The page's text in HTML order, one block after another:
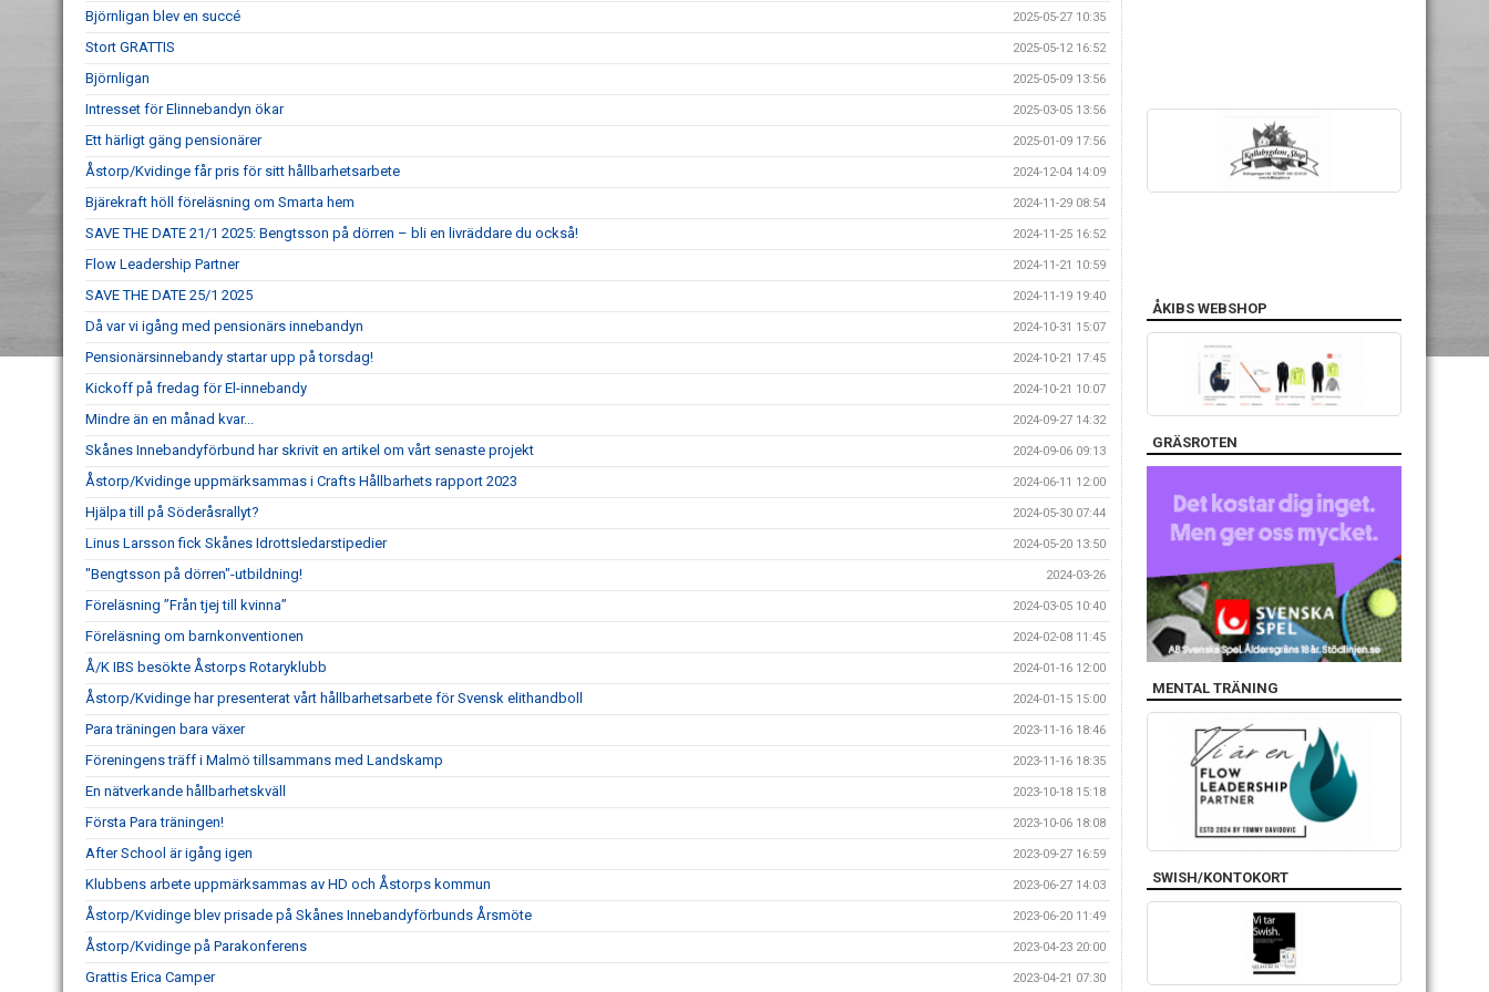
Björnligan blev en succé 2025-05-27 10:35
Stort GRATTIS 2025-05-12 16:52
Björnligan 2025-05-09 13:56
Intresset för Elinnebandyn ökar 2025-03-05 13:56
Ett härligt gäng pensionärer 2025-01-09 17:56
Åstorp/Kvidinge får pris för sitt hållbarhetsarbete 2024-12-04 14:09
Bjärekraft höll föreläsning om Smarta hem 2024-11-29 08:54
SAVE THE DATE 21/1 2025: Bengtsson på dörren – bli en livräddare du också! 2024-11-25 16:52
Flow Leadership Partner 2024-11-21 10:59
SAVE THE DATE 25/1 2025 2024-11-19 19:40
Då var vi igång med pensionärs innebandyn 2024-10-31 15:07
Pensionärsinnebandy startar upp på torsdag! 2024-10-21 17:45
Kickoff på fredag för El-innebandy 2024-10-21 10:07
Mindre än en månad kvar... 2024-09-27 14:32
Skånes Innebandyförbund har skrivit en artikel om vårt senaste projekt 2024-09-06 09:13
Åstorp/Kvidinge uppmärksammas i Crafts Hållbarhets rapport 2023 2024-06-11 12:00
Hjälpa till på Söderåsrallyt? 2024-05-30 07:44
Linus Larsson fick Skånes Idrottsledarstipedier 2024-05-20 13:50
"Bengtsson på dörren"-utbildning! 2024-03-26
Föreläsning ”Från tjej till kvinna” 2024-03-05 10:40
Föreläsning om barnkonventionen 2024-02-08 11:45
Å/K IBS besökte Åstorps Rotaryklubb 2024-01-16 12:00
Åstorp/Kvidinge har presenterat vårt hållbarhetsarbete för Svensk elithandboll 2024-01-15 15:00
Para träningen bara växer 2023-11-16 18:46
Föreningens träff i Malmö tillsammans med Landskamp 2023-11-16 18:35
En nätverkande hållbarhetskväll 2023-10-18 15:18
Första Para träningen! 2023-10-06 18:08
After School är igång igen 2023-09-27 16:59
Klubbens arbete uppmärksammas av HD och Åstorps kommun 2023-06-27 14:03
Åstorp/Kvidinge blev prisade på Skånes Innebandyförbunds Årsmöte 2023-06-20 11:49
Åstorp/Kvidinge på Parakonferens 2023-04-23 20:00
Grattis Erica Camper 2023-04-21 07:30
ÅKIBS WEBSHOP
GRÄSROTEN
MENTAL TRÄNING
SWISH/KONTOKORT